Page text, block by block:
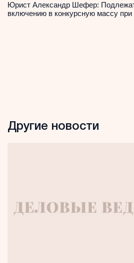
Юрист Александр Шефер:
включению в конкурсную массу при
Другие новости